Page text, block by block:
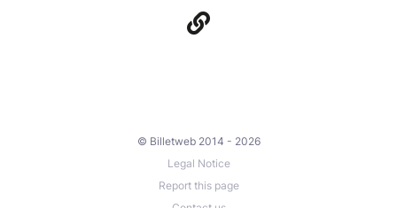
© Billetweb 2014 - 2026
Legal Notice
Report this page